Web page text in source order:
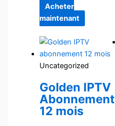
Acheter
maintenant
Uncategorized
Golden IPTV
Abonnement
12 mois